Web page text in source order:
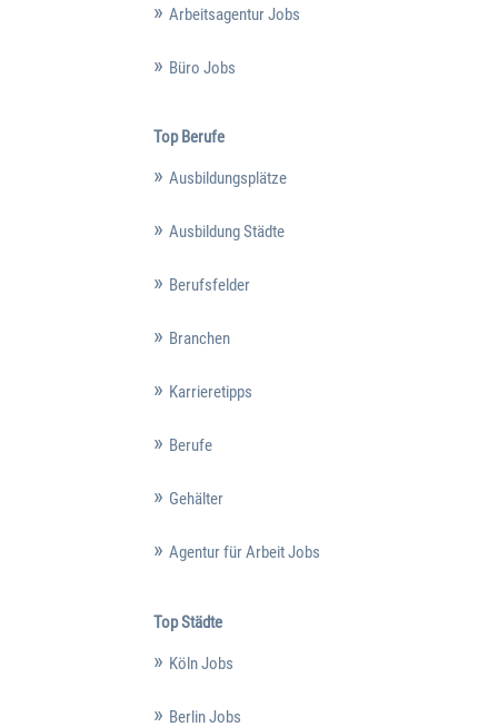
Arbeitsagentur Jobs
Büro Jobs
Top Berufe
Ausbildungsplätze
Ausbildung Städte
Berufsfelder
Branchen
Karrieretipps
Berufe
Gehälter
Agentur für Arbeit Jobs
Top Städte
Köln Jobs
Berlin Jobs